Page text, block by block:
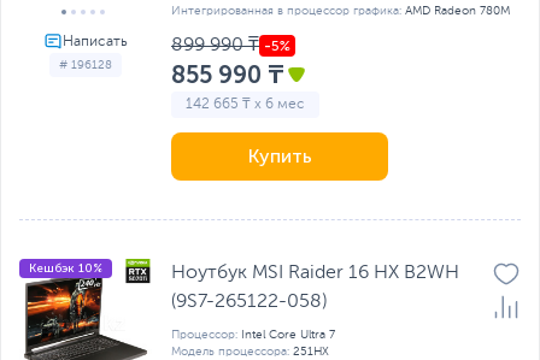
# 196128
Интегрированная в процессор графика: AMD Radeon 780M
899 990 ₸
855 990 ₸
142 665 ₸ x 6 мес
Купить
Кешбэк 10%
Ноутбук MSI Raider 16 HX B2WH
(9S7-265122-058)
Процессор: Intel Core Ultra 7
Модель процессора: 251HX